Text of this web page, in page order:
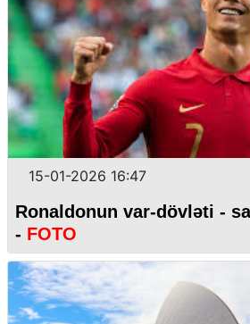
15-01-2026 16:47
Ronaldonun var-dövləti -
- FOTO